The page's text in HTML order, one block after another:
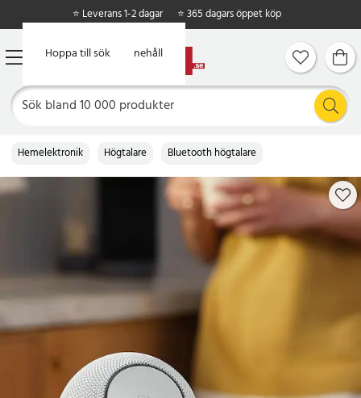
Hoppa till huvudinnehåll
Hoppa till sök
⭐ Leverans 1-2 dagar ⭐ 365 dagars öppet köp
Hemelektronik Högtalare Bluetooth högtalare